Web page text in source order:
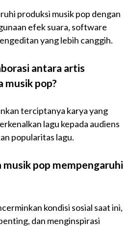
produksi musik pop dengan
efek suara, software
yang lebih canggih.
antara artis
musik pop?
terciptanya karya yang
lagu kepada audiens
popularitas lagu.
musik pop mempengaruhi
kondisi sosial saat ini,
dan menginspirasi